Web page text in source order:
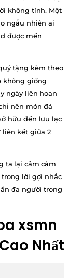
không tính. Một
ngẫu nhiên ai
được mến
tặng kèm theo
không giống
ngày liên hoan
nên món đá
hữu đến lưu lạc
kết giữa 2
ta lại cảm cảm
lời gợi nhắc
đa người trong
xsmn
Nhất